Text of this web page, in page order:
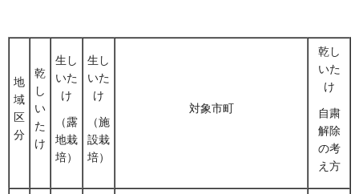
地
域
区
分
乾
し
い
た
け
生し
いた
け
（露
地栽
培）
生し
いた
け
（施
設栽
培）
対象市町
乾し
いた
け
自粛
解除
の考
え方